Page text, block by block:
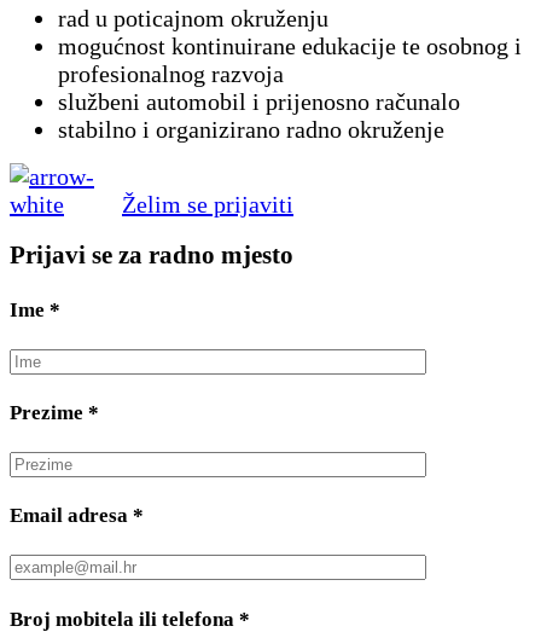
rad u poticajnom okruženju
mogućnost kontinuirane edukacije te osobnog i
profesionalnog razvoja
službeni automobil i prijenosno računalo
stabilno i organizirano radno okruženje
Želim se prijaviti
Prijavi se za radno mjesto
Ime *
Prezime *
Email adresa *
Broj mobitela ili telefona *